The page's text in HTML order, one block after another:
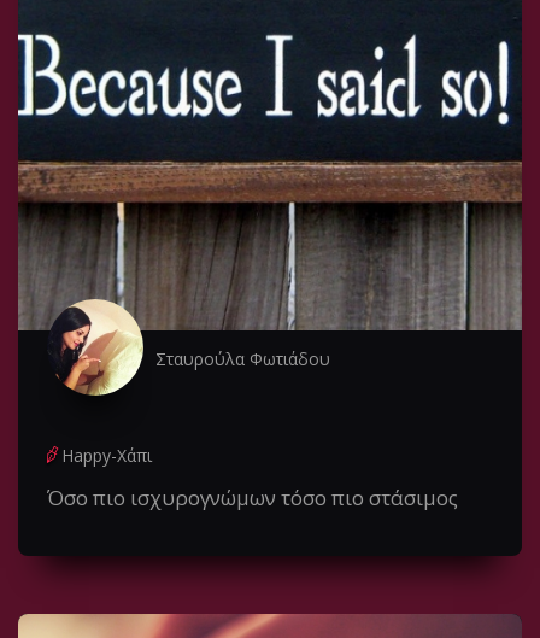
Σταυρούλα Φωτιάδου
Happy-Χάπι
Όσο πιο ισχυρογνώμων τόσο πιο στάσιμος